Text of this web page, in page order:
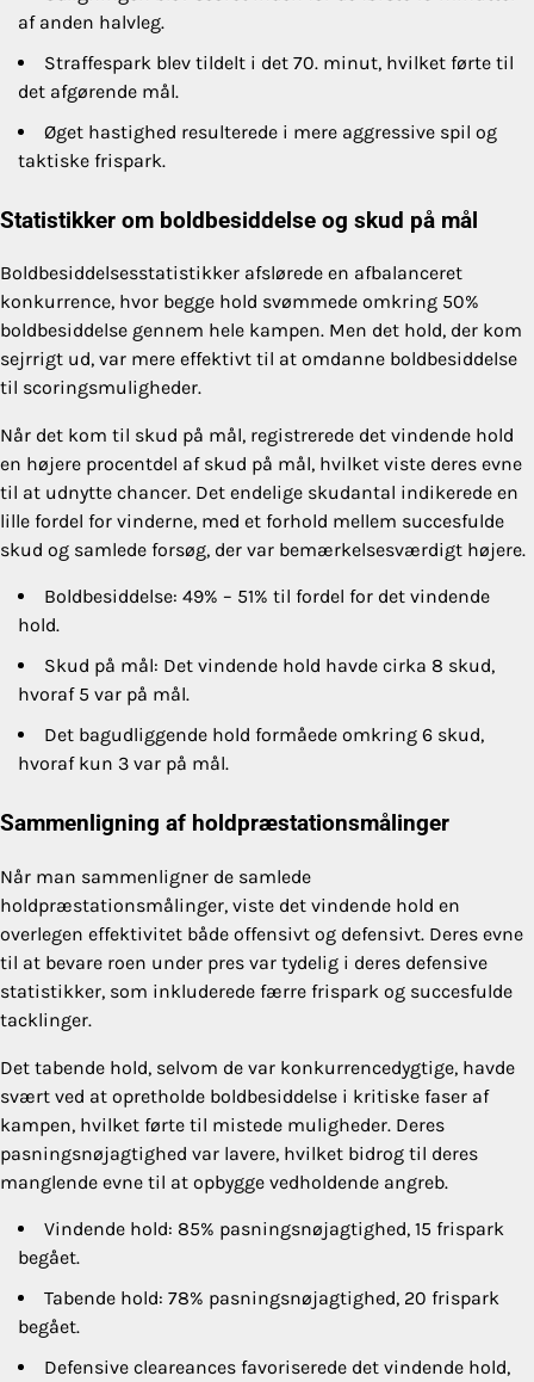
af anden halvleg.
Straffespark blev tildelt i det 70. minut, hvilket førte til
det afgørende mål.
Øget hastighed resulterede i mere aggressive spil og
taktiske frispark.
Statistikker om boldbesiddelse og skud på mål
Boldbesiddelsesstatistikker afslørede en afbalanceret
konkurrence, hvor begge hold svømmede omkring 50%
boldbesiddelse gennem hele kampen. Men det hold, der kom
sejrrigt ud, var mere effektivt til at omdanne boldbesiddelse
til scoringsmuligheder.
Når det kom til skud på mål, registrerede det vindende hold
en højere procentdel af skud på mål, hvilket viste deres evne
til at udnytte chancer. Det endelige skudantal indikerede en
lille fordel for vinderne, med et forhold mellem succesfulde
skud og samlede forsøg, der var bemærkelsesværdigt højere.
Boldbesiddelse: 49% – 51% til fordel for det vindende
hold.
Skud på mål: Det vindende hold havde cirka 8 skud,
hvoraf 5 var på mål.
Det bagudliggende hold formåede omkring 6 skud,
hvoraf kun 3 var på mål.
Sammenligning af holdpræstationsmålinger
Når man sammenligner de samlede
holdpræstationsmålinger, viste det vindende hold en
overlegen effektivitet både offensivt og defensivt. Deres evne
til at bevare roen under pres var tydelig i deres defensive
statistikker, som inkluderede færre frispark og succesfulde
tacklinger.
Det tabende hold, selvom de var konkurrencedygtige, havde
svært ved at opretholde boldbesiddelse i kritiske faser af
kampen, hvilket førte til mistede muligheder. Deres
pasningsnøjagtighed var lavere, hvilket bidrog til deres
manglende evne til at opbygge vedholdende angreb.
Vindende hold: 85% pasningsnøjagtighed, 15 frispark
begået.
Tabende hold: 78% pasningsnøjagtighed, 20 frispark
begået.
Defensive cleareances favoriserede det vindende hold,